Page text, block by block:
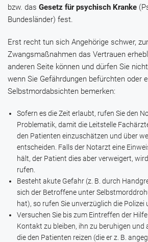
bzw. das Gesetz für psychisch Kranke
Bundesländer) fest.
Erst recht tun sich Angehörige schwer,
Zwangsmaßnahmen das Vertrauen
anderen Seite können und dürfen Sie
wenn Sie Gefährdungen befürchten oder
Selbstmordabsichten bemerken:
Sofern es die Zeit erlaubt, rufen Sie den
Problematik, damit die Leitstelle
den Patienten einzuschätzen und über
entscheiden. Falls der Notarzt eine
hält, der Patient dies aber verweigert,
rufen.
Besteht akute Gefahr (z. B. durch
sich der Betroffene unter
hat), so rufen Sie unverzüglich die Polizei
Versuchen Sie bis zum Eintreffen der
Kontakt zu bleiben, ihn zu beruhigen und
die den Patienten reizen (die er z. B.